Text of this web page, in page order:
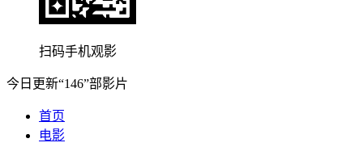
扫码手机观影
今日更新“146”部影片
首页
电影